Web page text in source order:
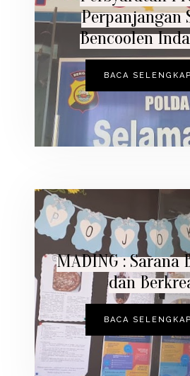
Perpanjangan
Bencoolen
BACA
MADING : Sarana
dan
BACA